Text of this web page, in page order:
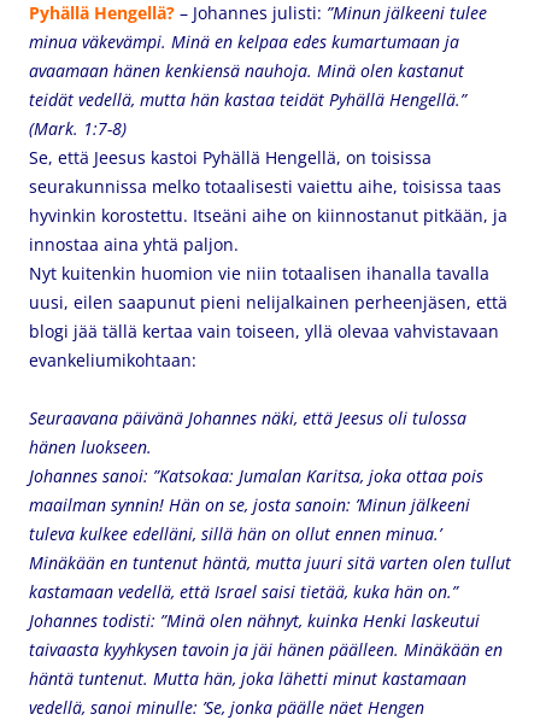
Pyhällä Hengellä? – Johannes julisti: ”Minun jälkeeni tulee
minua väkevämpi. Minä en kelpaa edes kumartumaan ja
avaamaan hänen kenkiensä nauhoja. Minä olen kastanut
teidät vedellä, mutta hän kastaa teidät Pyhällä Hengellä.”
(Mark. 1:7-8)
Se, että Jeesus kastoi Pyhällä Hengellä, on toisissa
seurakunnissa melko totaalisesti vaiettu aihe, toisissa taas
hyvinkin korostettu. Itseäni aihe on kiinnostanut pitkään, ja
innostaa aina yhtä paljon.
Nyt kuitenkin huomion vie niin totaalisen ihanalla tavalla
uusi, eilen saapunut pieni nelijalkainen perheenjäsen, että
blogi jää tällä kertaa vain toiseen, yllä olevaa vahvistavaan
evankeliumikohtaan:
Seuraavana päivänä Johannes näki, että Jeesus oli tulossa
hänen luokseen.
Johannes sanoi: ”Katsokaa: Jumalan Karitsa, joka ottaa pois
maailman synnin! Hän on se, josta sanoin: ’Minun jälkeeni
tuleva kulkee edelläni, sillä hän on ollut ennen minua.’
Minäkään en tuntenut häntä, mutta juuri sitä varten olen tullut
kastamaan vedellä, että Israel saisi tietää, kuka hän on.”
Johannes todisti: ”Minä olen nähnyt, kuinka Henki laskeutui
taivaasta kyyhkysen tavoin ja jäi hänen päälleen. Minäkään en
häntä tuntenut. Mutta hän, joka lähetti minut kastamaan
vedellä, sanoi minulle: ’Se, jonka päälle näet Hengen